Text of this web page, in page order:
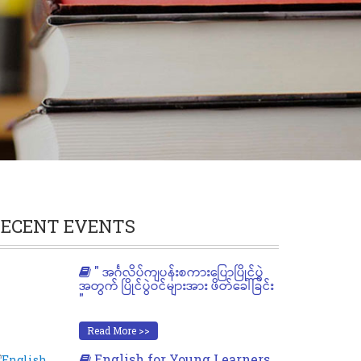
EVENTS
" အင်္ဂလိပ်ကျပန်းစကားပြောပြိုင်ပွဲ
အတွက် ပြိုင်ပွဲဝင်များအား ဖိတ်ခေါ်ခြင်း
"
Read More >>